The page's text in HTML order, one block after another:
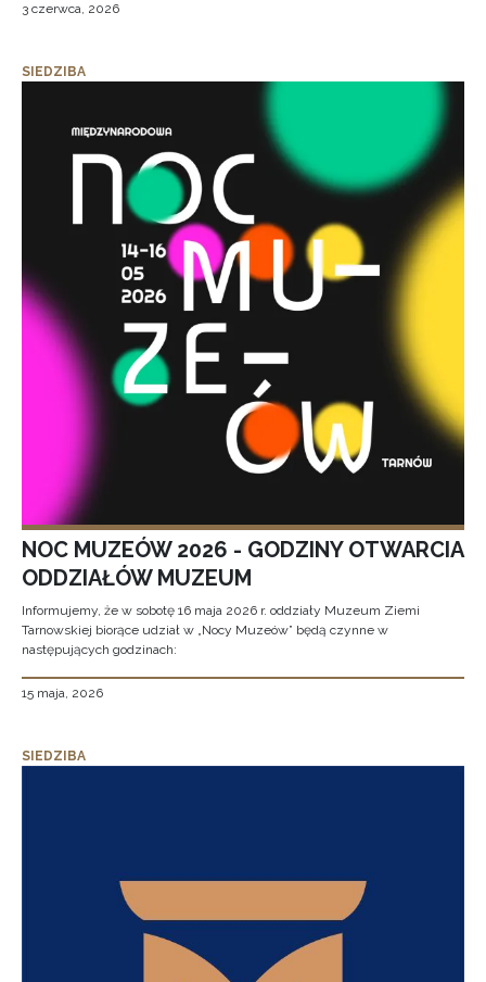
3 czerwca, 2026
SIEDZIBA
NOC MUZEÓW 2026 - GODZINY OTWARCIA
ODDZIAŁÓW MUZEUM
Informujemy, że w sobotę 16 maja 2026 r. oddziały Muzeum Ziemi
Tarnowskiej biorące udział w „Nocy Muzeów” będą czynne w
następujących godzinach:
15 maja, 2026
SIEDZIBA